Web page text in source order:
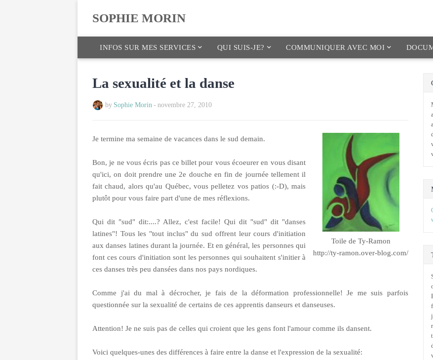
SOPHIE MORIN
INFOS SUR MES SERVICES QUI SUIS-JE? COMMUNIQUER AVEC MOI
La sexualité et la danse
by Sophie Morin - novembre 27, 2010
Toile de Ty-Ramon
http://ty-ramon.over-blog.com/
Je termine ma semaine de vacances dans le sud demain.
Bon, je ne vous écris pas ce billet pour vous écoeurer en vous disant
qu'ici, on doit prendre une 2e douche en fin de journée tellement il
fait chaud, alors qu'au Québec, vous pelletez vos patios (:-D), mais
plutôt pour vous faire part d'une de mes réflexions.
Qui dit "sud" dit:....? Allez, c'est facile! Qui dit "sud" dit "danses
latines"! Tous les "tout inclus" du sud offrent leur cours d'initiation
aux danses latines durant la journée. Et en général, les personnes qui
font ces cours d'initiation sont les personnes qui souhaitent s'initier à
ces danses très peu dansées dans nos pays nordiques.
Comme j'ai du mal à décrocher, je fais de la déformation professionnelle! Je me suis parfois
questionnée sur la sexualité de certains de ces apprentis danseurs et danseuses.
Attention! Je ne suis pas de celles qui croient que les gens font l'amour comme ils dansent.
Voici quelques-unes des différences à faire entre la danse et l'expression de la sexualité: